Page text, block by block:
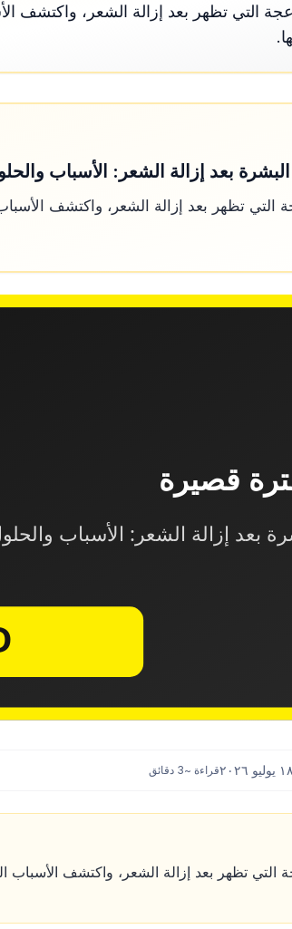
تظهر بعد إزالة الشعر، واكتشف
بعد إزالة الشعر: الأسباب
تظهر بعد إزالة الشعر، واكتشف الأسباب
١٨ يوليو ٢٠٢٦ قراءة ~3 دقائق
تظهر بعد إزالة الشعر، واكتشف الأسباب